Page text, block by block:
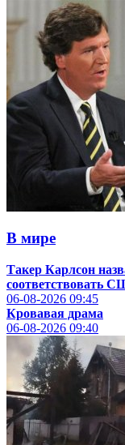
В мире
Такер Карлсон
соответствовать
06-08-2026 09:45
Кровавая драма
06-08-2026 09:40